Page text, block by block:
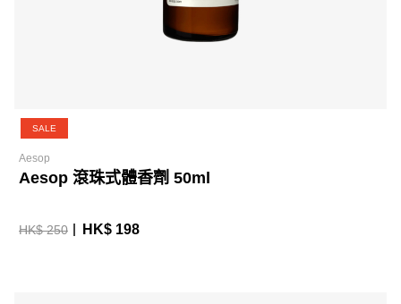
SALE
Aesop
Aesop 滾珠式體香劑 50ml
HK$ 250 HK$ 198